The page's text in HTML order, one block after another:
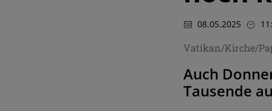
08.05.2025
Vatikan/Kirche/
Auch
Tausende